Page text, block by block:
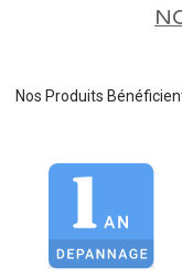
Nos Produits